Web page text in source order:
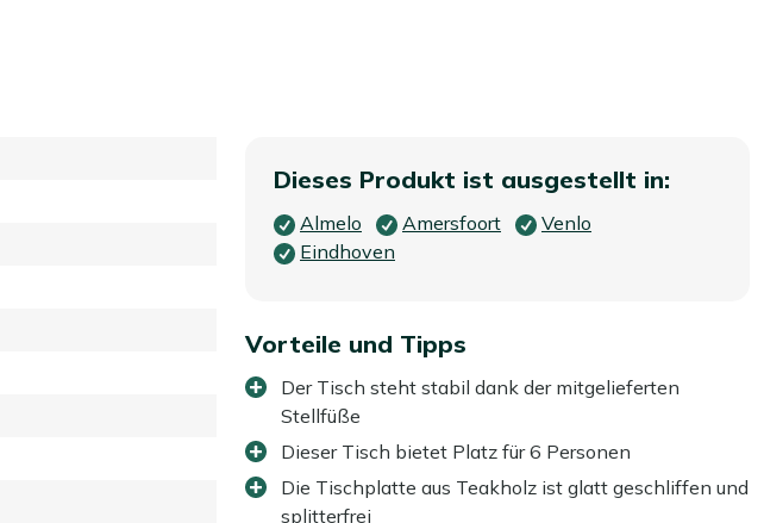
Dieses Produkt ist ausgestellt in:
Almelo Amersfoort
Venlo
Eindhoven
Vorteile und Tipps
Der Tisch steht stabil dank der mitgelieferten
Stellfüße
Dieser Tisch bietet Platz für 6 Personen
Die Tischplatte aus Teakholz ist glatt geschliffen und
splitterfrei